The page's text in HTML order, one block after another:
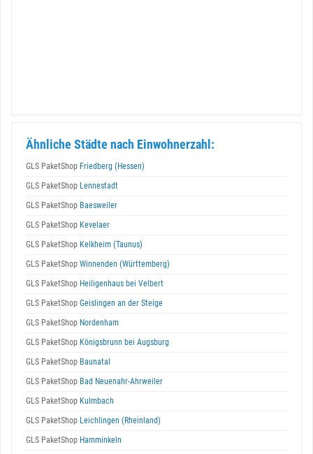
Ähnliche Städte nach Einwohnerzahl:
GLS PaketShop Friedberg (Hessen)
GLS PaketShop Lennestadt
GLS PaketShop Baesweiler
GLS PaketShop Kevelaer
GLS PaketShop Kelkheim (Taunus)
GLS PaketShop Winnenden (Württemberg)
GLS PaketShop Heiligenhaus bei Velbert
GLS PaketShop Geislingen an der Steige
GLS PaketShop Nordenham
GLS PaketShop Königsbrunn bei Augsburg
GLS PaketShop Baunatal
GLS PaketShop Bad Neuenahr-Ahrweiler
GLS PaketShop Kulmbach
GLS PaketShop Leichlingen (Rheinland)
GLS PaketShop Hamminkeln